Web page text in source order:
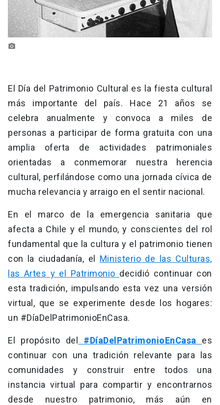
photo_camera
El Día del Patrimonio Cultural es la fiesta cultural
más importante del país. Hace 21 años se
celebra anualmente y convoca a miles de
personas a participar de forma gratuita con una
amplia oferta de actividades patrimoniales
orientadas a conmemorar nuestra herencia
cultural, perfilándose como una jornada cívica de
mucha relevancia y arraigo en el sentir nacional.
En el marco de la emergencia sanitaria que
afecta a Chile y el mundo, y conscientes del rol
fundamental que la cultura y el patrimonio tienen
con la ciudadanía, el Ministerio de las Culturas,
las Artes y el Patrimonio decidió continuar con
esta tradición, impulsando esta vez una versión
virtual, que se experimente desde los hogares:
un #DíaDelPatrimonioEnCasa.
El propósito del #DíaDelPatrimonioEnCasa
es
continuar con una tradición relevante para las
comunidades y construir entre todos una
instancia virtual para compartir y encontrarnos
desde nuestro patrimonio, más aún en